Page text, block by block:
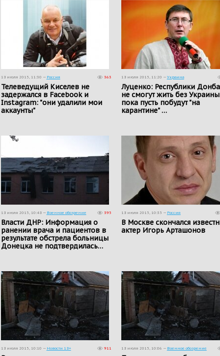
18 июля 2015, 11:30 — Россия 363
Телеведущий Киселев не
задержался в Facebook и
Instagram: "они удалили мои
аккаунты"
18 июля 2015, 11:20 — Украина
Луценко: Республики
не смогут жить без
пока пусть побудут "на
карантине" …
18 июля 2015, 10:48 — Военное обозрение 395
Власти ДНР: Информация о
ранении врача и пациентов в
результате обстрела больницы
Донецка не подтвердилась…
18 июля 2015, 10:35 — Россия
В Москве скончался
актер Игорь Арташонов
18 июля 2015, 10:10 — Новости 18+ 911 18 июля 2015, 10:06 — Военное обозрение